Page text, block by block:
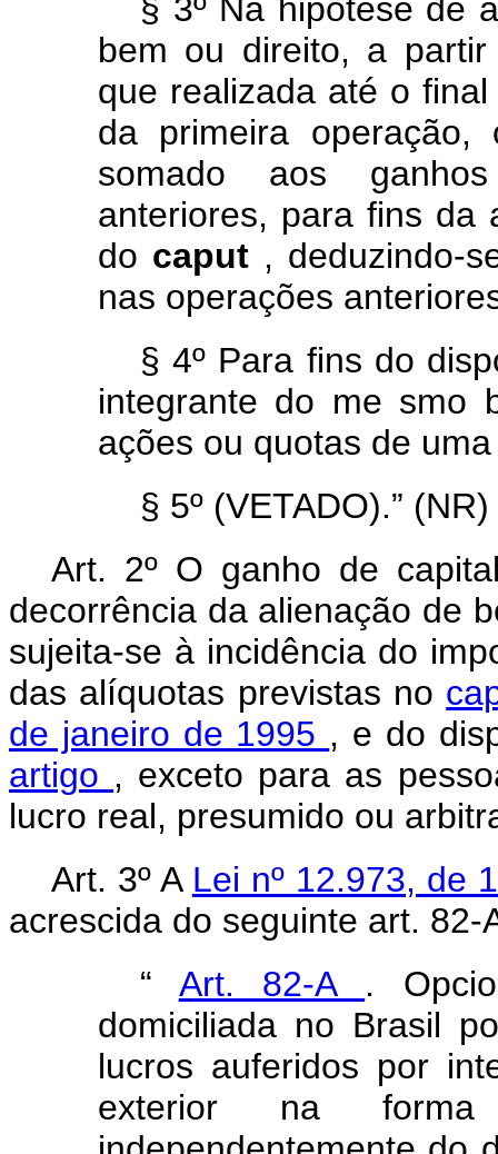
§ 3º Na hipótese de
bem ou direito, a
que realizada até o
da primeira
somado aos
anteriores, para fins da
do caput , deduzindo-
nas operações
§ 4º Para fins do
integrante do me smo
ações ou quotas de
§ 5º (VETADO).” (NR)
Art. 2º O ganho de
decorrência da alienação de
sujeita-se à incidência do
das alíquotas previstas no
de janeiro de 1995 , e do
artigo , exceto para as
lucro real, presumido ou
Art. 3º A Lei nº 12.973, de
acrescida do seguinte art. 82-
“ Art. 82-A .
domiciliada no Brasil
lucros auferidos por
exterior na